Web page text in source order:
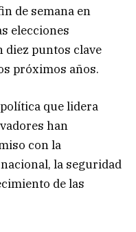
de semana en
elecciones
diez puntos clave
próximos años.
que lidera
han
con la
la seguridad
de las